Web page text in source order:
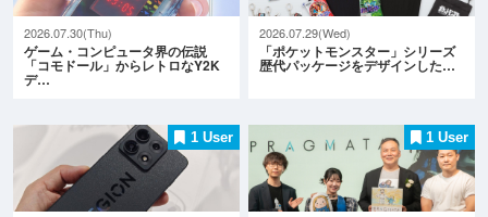
2026.07.30(Thu)
ゲーム・コンピュータ界の伝説
「コモドール」からレトロなY2K
デ…
2026.07.29(Wed)
「ポケットモンスター」シリーズ
歴代パッケージをデザインした…
1 User 1 User